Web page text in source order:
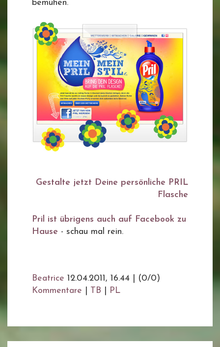
bemühen.
Gestalte jetzt Deine persönliche PRIL
Flasche
Pril ist übrigens auch auf Facebook zu
Hause - schau mal rein.
Beatrice 12.04.2011, 16.44
(0/0)
Kommentare
TB PL